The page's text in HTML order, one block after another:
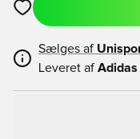
Åbner en Modal til at
Sælges af
Leveret af Adidas